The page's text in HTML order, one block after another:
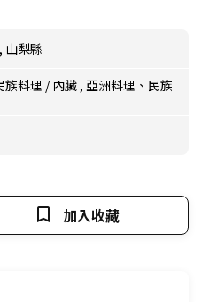
, 山梨縣
族料理 / 內臟 , 亞洲料理、民族
加入收藏